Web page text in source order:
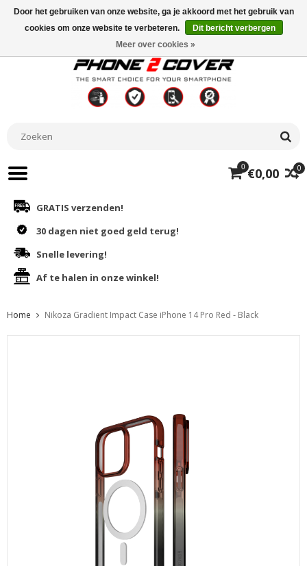
0
0 €0,00
GRATIS verzenden!
30 dagen niet goed geld terug!
Snelle levering!
Af te halen in onze winkel!
Home Nikoza Gradient Impact Case iPhone 14 Pro Red - Black
Door het gebruiken van onze website, ga je akkoord met het gebruik van
cookies om onze website te verbeteren.
Dit bericht verbergen
Meer over cookies »